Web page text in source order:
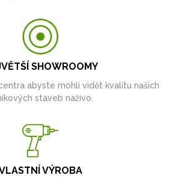
SHOWROOMY
abyste mohli vidět kvalitu našich
staveb naživo.
VÝROBA